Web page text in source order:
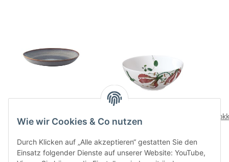
32,90 CHF*
Wie wir Cookies & Co nutzen
Durch Klicken auf „Alle akzeptieren“ gestatten Sie den
Einsatz folgender Dienste auf unserer Website: YouTube,